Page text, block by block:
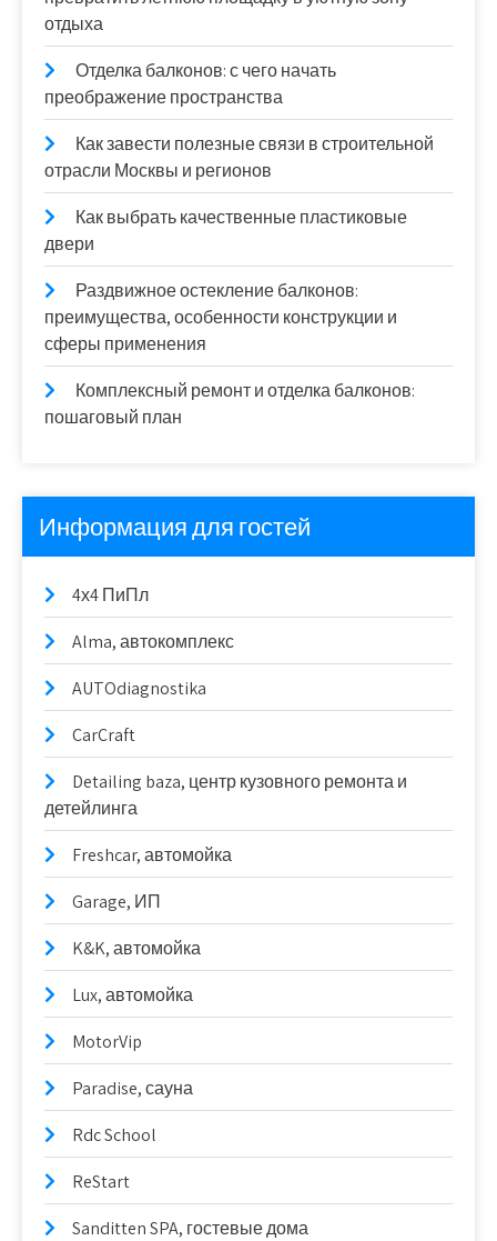
отдыха
Отделка балконов: с чего начать
преображение пространства
Как завести полезные связи в строительной
отрасли Москвы и регионов
Как выбрать качественные пластиковые
двери
Раздвижное остекление балконов:
преимущества, особенности конструкции и
сферы применения
Комплексный ремонт и отделка балконов:
пошаговый план
Информация для гостей
4х4 ПиПл
Alma, автокомплекс
AUTOdiagnostika
CarCraft
Detailing baza, центр кузовного ремонта и
детейлинга
Freshcar, автомойка
Garage, ИП
K&K, автомойка
Lux, автомойка
MotorVip
Paradise, сауна
Rdc School
ReStart
Sanditten SPA, гостевые дома